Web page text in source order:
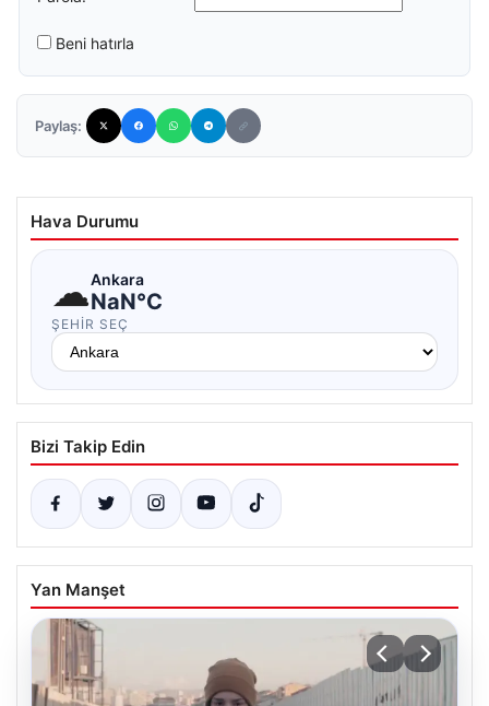
Beni hatırla
Paylaş:
Hava Durumu
☁Ankara
NaN°C
ŞEHIR SEÇ
Bizi Takip Edin
Yan Manşet